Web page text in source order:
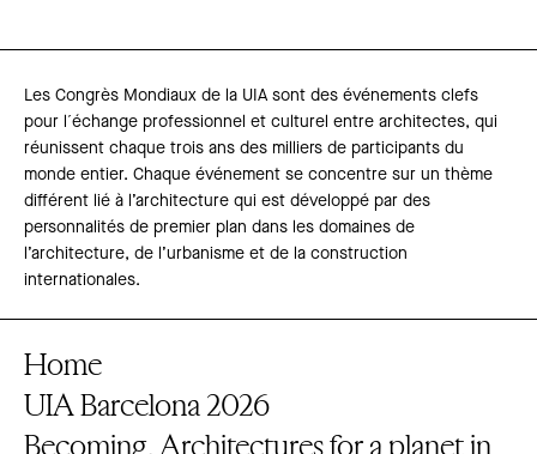
Les Congrès Mondiaux de la UIA sont des événements clefs
pour l´échange professionnel et culturel entre architectes, qui
réunissent chaque trois ans des milliers de participants du
monde entier. Chaque événement se concentre sur un thème
différent lié à l’architecture qui est développé par des
personnalités de premier plan dans les domaines de
l’architecture, de l’urbanisme et de la construction
internationales.
Home
UIA Barcelona 2026
Becoming. Architectures for a planet in